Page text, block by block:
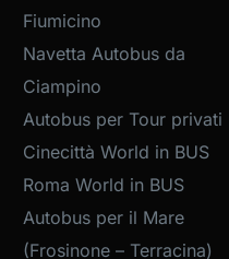
Fiumicino
Navetta Autobus da
Ciampino
Autobus per Tour privati
Cinecittà World in BUS
Roma World in BUS
Autobus per il Mare
(Frosinone – Terracina)